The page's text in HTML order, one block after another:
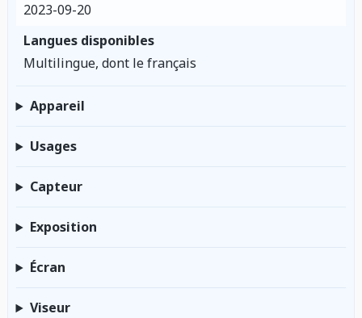
2023-09-20
Langues disponibles
Multilingue, dont le français
Appareil
Usages
Capteur
Exposition
Écran
Viseur